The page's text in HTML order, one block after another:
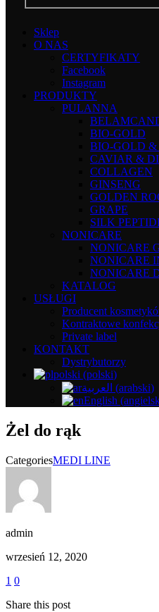
Sklep
O NAS
CERTYFIKATY
Facebook
Instagram
PRODUKTY
PULANNA
BIO-GOLD
BIO-GOLD &
CAVIAR &
COLLAGEN
GINSENG
GOLDEN
GRAPE
SILK
NONICARE
NONICARE
NONICARE
NONICARE
KATALOG
USŁUGI
Producent
Kontraktowe
Private label
KONTAKT
Dystrybutorzy
polski (polski)
العربية (arabski)
English (
Żel do rąk
CategoriesMEDI LINE
admin
wrzesień 12, 2020
1 0
Share this post